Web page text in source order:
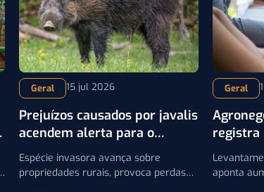
Geral 15 jul 2026
Prejuízos causados por javalis
acendem alerta para o
controle da espécie no campo
Espécie invasora avança sobre
propriedades rurais, provoca perdas
Geral
registra
dívidas
aponta